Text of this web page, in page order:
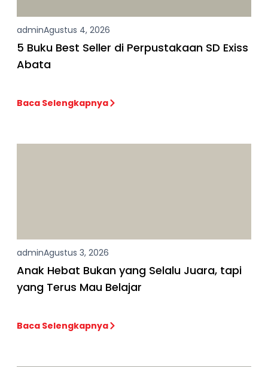
adminAgustus 4, 2026
5 Buku Best Seller di Perpustakaan SD Exiss
Abata
Baca Selengkapnya
adminAgustus 3, 2026
Anak Hebat Bukan yang Selalu Juara, tapi
yang Terus Mau Belajar
Baca Selengkapnya